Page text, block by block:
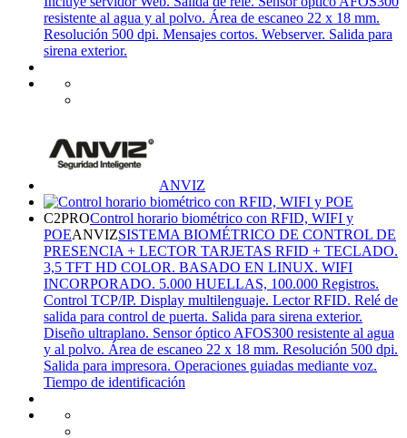
resistente al agua y al polvo. Área de escaneo 22 x 18 mm.
Resolución 500 dpi. Mensajes cortos. Webserver. Salida para
sirena exterior.
ANVIZ
C2PROControl horario biométrico con RFID, WIFI y
POEANVIZSISTEMA BIOMÉTRICO DE CONTROL DE
PRESENCIA + LECTOR TARJETAS RFID + TECLADO.
3,5 TFT HD COLOR. BASADO EN LINUX. WIFI
INCORPORADO. 5.000 HUELLAS, 100.000 Registros.
Control TCP/IP. Display multilenguaje. Lector RFID. Relé de
salida para control de puerta. Salida para sirena exterior.
Diseño ultraplano. Sensor óptico AFOS300 resistente al agua
y al polvo. Área de escaneo 22 x 18 mm. Resolución 500 dpi.
Salida para impresora. Operaciones guiadas mediante voz.
Tiempo de identificación